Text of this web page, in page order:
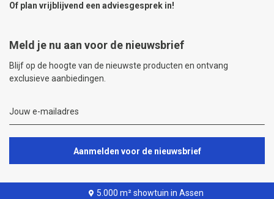
Of plan vrijblijvend een adviesgesprek in!
Meld je nu aan voor de nieuwsbrief
Blijf op de hoogte van de nieuwste producten en ontvang
exclusieve aanbiedingen.
Aanmelden voor de nieuwsbrief
5.000 m² showtuin in Assen